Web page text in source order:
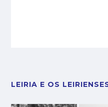
LEIRIA E OS